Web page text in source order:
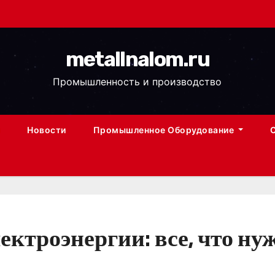
metallnalom.ru
Промышленность и производство
Новости Промышленное Оборудование
все, что